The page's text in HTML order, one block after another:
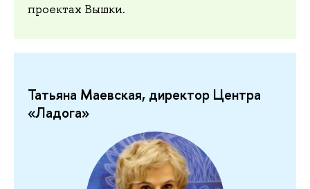
проектах Вышки.
Татьяна Маевская, директор Центра
«Ладога»